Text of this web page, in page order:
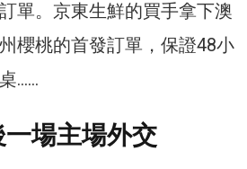
單。京東生鮮的買手拿下澳
櫻桃的首發訂單，保證48小
……
場主場外交